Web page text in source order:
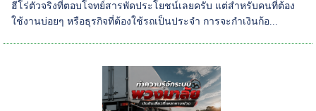
ฮีโร่ตัวจริงที่ตอบโจทย์สารพัดประโยชน์เลยครับ แต่สำหรับคนที่ต้อง
ใช้งานบ่อยๆ หรือธุรกิจที่ต้องใช้รถเป็นประจำ การจะกำเงินก้อ...